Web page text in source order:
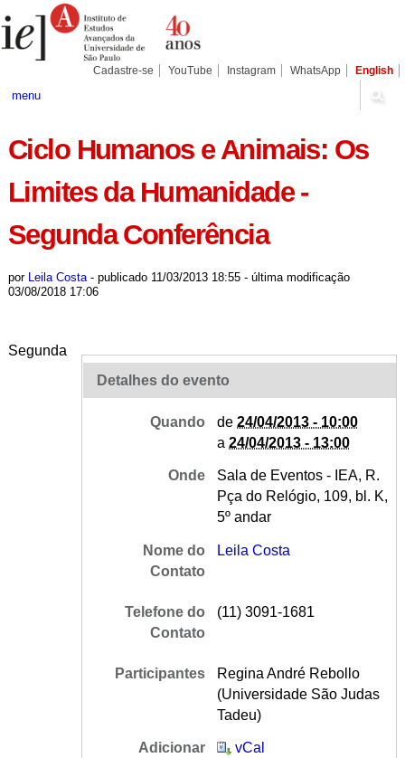
para
conteúdo.
Pessoais
Cadastre-se YouTube Instagram WhatsApp English
menu
Ciclo Humanos e Animais: Os
Limites da Humanidade -
Segunda Conferência
por Leila Costa - publicado11/03/2013 18:55 - última modificação
03/08/2018 17:06
Detalhes do evento
Quando de24/04/2013 - 10:00
a24/04/2013 - 13:00
Onde
Sala de Eventos - IEA, R.
Pça do Relógio, 109, bl. K,
5º andar
Nome do
Contato
Leila Costa
Telefone do
Contato
(11) 3091-1681
Participantes
Regina André Rebollo
(Universidade São Judas
Tadeu)
Adicionar
vCal
Segunda